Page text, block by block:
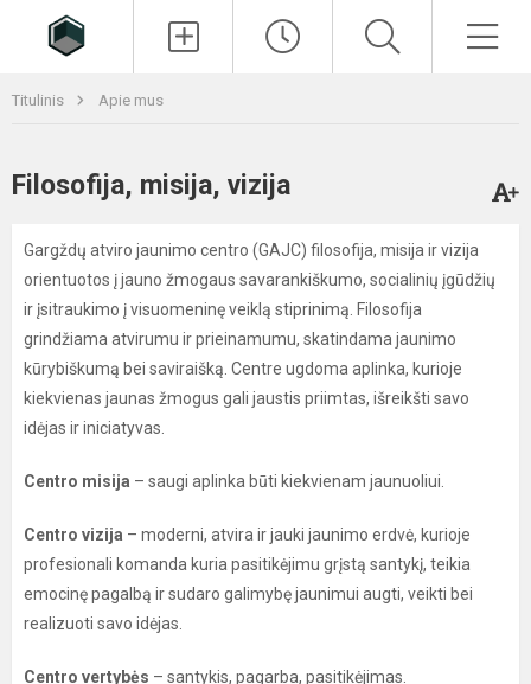
Titulinis Apie mus
Filosofija, misija, vizija
Gargždų atviro jaunimo centro (GAJC) filosofija, misija ir vizija
orientuotos į jauno žmogaus savarankiškumo, socialinių įgūdžių
ir įsitraukimo į visuomeninę veiklą stiprinimą. Filosofija
grindžiama atvirumu ir prieinamumu, skatindama jaunimo
kūrybiškumą bei saviraišką. Centre ugdoma aplinka, kurioje
kiekvienas jaunas žmogus gali jaustis priimtas, išreikšti savo
idėjas ir iniciatyvas.
Centro misija – saugi aplinka būti kiekvienam jaunuoliui.
Centro vizija – moderni, atvira ir jauki jaunimo erdvė, kurioje
profesionali komanda kuria pasitikėjimu grįstą santykį, teikia
emocinę pagalbą ir sudaro galimybę jaunimui augti, veikti bei
realizuoti savo idėjas.
Centro vertybės – santykis, pagarba, pasitikėjimas.